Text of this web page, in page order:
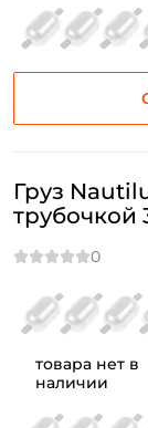
товара нет в
наличии
Груз
трубочкой